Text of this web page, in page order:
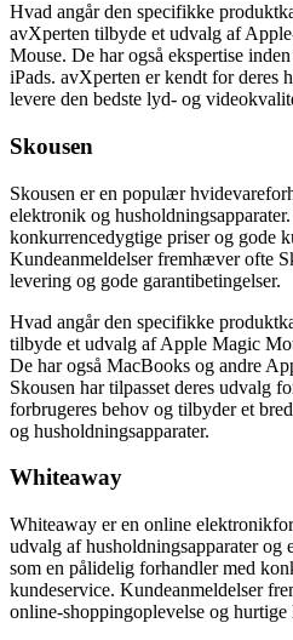
Hvad angår den specifikke
avXperten tilbyde et udvalg af
Mouse. De har også ekspertise
iPads. avXperten er kendt for deres
levere den bedste lyd- og
Skousen
Skousen er en populær
elektronik og
konkurrencedygtige priser og gode
Kundeanmeldelser fremhæver ofte
levering og gode garantibetingelser.
Hvad angår den specifikke
tilbyde et udvalg af Apple Magic
De har også MacBooks og andre
Skousen har tilpasset deres udvalg
forbrugeres behov og tilbyder et
og husholdningsapparater.
Whiteaway
Whiteaway er en online
udvalg af husholdningsapparater og
som en pålidelig forhandler med
kundeservice. Kundeanmeldelser
online-shoppingoplevelse og hurtige